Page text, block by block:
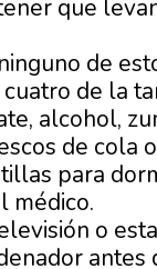
que
de
de la
alcohol,
de cola
para
médico.
o
antes